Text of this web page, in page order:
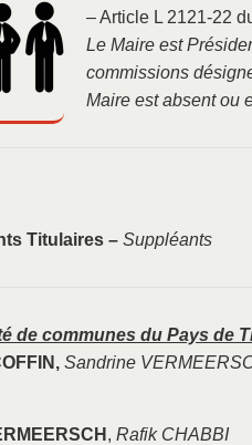
– Article L 2121-22
Le Maire est
commissions
Maire est absent ou
Titulaires – Suppléants
de communes du Pays de
Sandrine
, Rafik CHABBI